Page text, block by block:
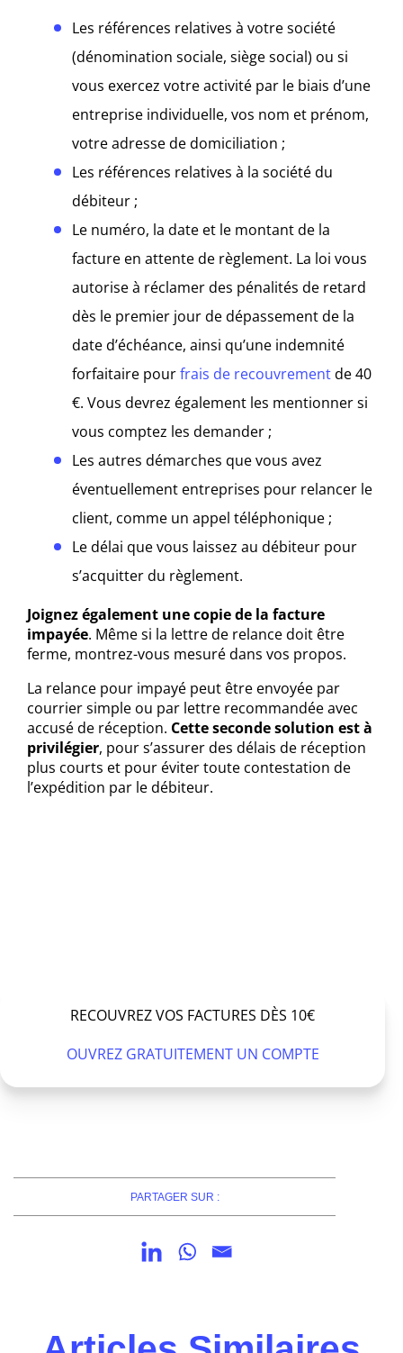
Les références relatives à votre société
(dénomination sociale, siège social) ou si
vous exercez votre activité par le biais d’une
entreprise individuelle, vos nom et prénom,
votre adresse de domiciliation ;
Les références relatives à la société du
débiteur ;
Le numéro, la date et le montant de la
facture en attente de règlement. La loi vous
autorise à réclamer des pénalités de retard
dès le premier jour de dépassement de la
date d’échéance, ainsi qu’une indemnité
forfaitaire pourfrais de recouvrementde 40
€. Vous devrez également les mentionner si
vous comptez les demander ;
Les autres démarches que vous avez
éventuellement entreprises pour relancer le
client, comme un appel téléphonique ;
Le délai que vous laissez au débiteur pour
s’acquitter du règlement.
Joignez également une copie de la facture
impayée. Même si la lettre de relance doit être
ferme, montrez-vous mesuré dans vos propos.
La relance pour impayé peut être envoyée par
courrier simple ou par lettre recommandée avec
accusé de réception. Cette seconde solution est à
privilégier, pour s’assurer des délais de réception
plus courts et pour éviter toute contestation de
l’expédition par le débiteur.
RECOUVREZ VOS FACTURES DÈS 10€
OUVREZ GRATUITEMENT UN COMPTE
PARTAGER SUR :